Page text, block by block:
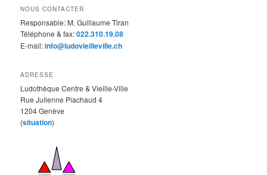
NOUS CONTACTER
Responsable: M. Guillaume Tiran
Téléphone & fax:022.310.19.08
E-mail:info@ludovieilleville.ch
ADRESSE
Ludothèque Centre & Vieille-Ville
Rue Julienne Piachaud 4
1204 Genève
(situation)